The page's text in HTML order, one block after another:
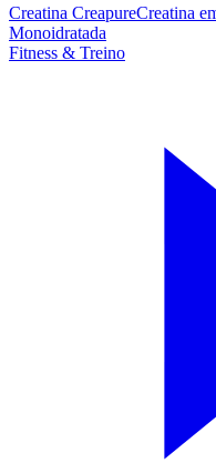
Creatina CreapureCreatina
Monoidratada
Fitness & Treino